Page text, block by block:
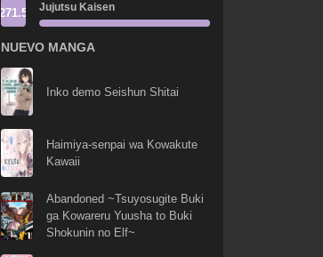
271.5 Jujutsu Kaisen
NUEVO MANGA
Inko demo Seishun Shitai
Haimiya-senpai wa Kowakute
Kawaii
Abandoned ~Tsuyosugite Buki
ga Kowareru Yuusha to Buki
Shokunin no Elf~